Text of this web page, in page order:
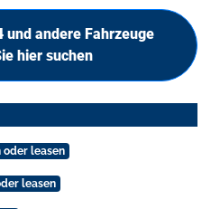
und andere Fahrzeuge
hier suchen
oder leasen
leasen